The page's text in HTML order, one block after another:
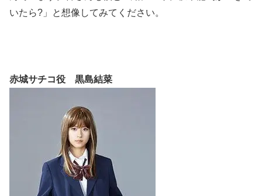
いたら?」と想像してみてください。
赤城サチコ役 黒島結菜